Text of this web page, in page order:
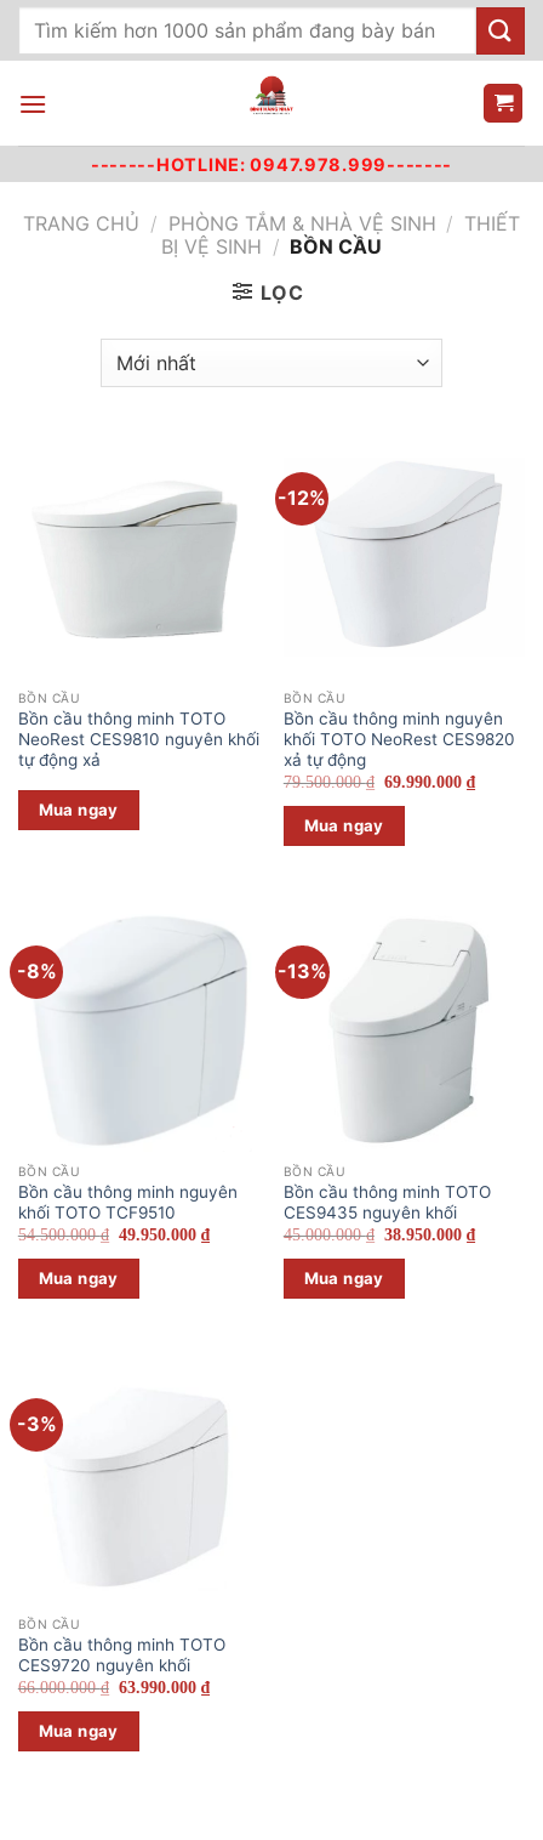
Chuyển
dung
Tìm
-------HOTLINE: 0947.978.999-------
TRANG CHỦ / PHÒNG TẮM & NHÀ VỆ SINH / THIẾT
BỊ VỆ SINH / BỒN CẦU
LỌC
BỒN CẦU
Bồn cầu thông minh TOTO
NeoRest CES9810 nguyên khối
tự động xả
Mua ngay
-12%
BỒN CẦU
Bồn cầu thông minh nguyên
khối TOTO NeoRest CES9820
xả tự động
79.500.000₫ Giá
79.500.000 ₫.
69.990.000 ₫Giá
Mua ngay
-8%
BỒN CẦU
Bồn cầu thông minh nguyên
khối TOTO TCF9510
54.500.000₫ Giá
54.500.000 ₫.
49.950.000 ₫Giá
49.950.000 ₫.
Mua ngay
-13%
BỒN CẦU
Bồn cầu thông minh TOTO
CES9435 nguyên khối
45.000.000₫ Giá
45.000.000 ₫.
38.950.000 ₫Giá
Mua ngay
-3%
BỒN CẦU
Bồn cầu thông minh TOTO
CES9720 nguyên khối
66.000.000₫ Giá
66.000.000 ₫.
63.990.000 ₫Giá
Mua ngay